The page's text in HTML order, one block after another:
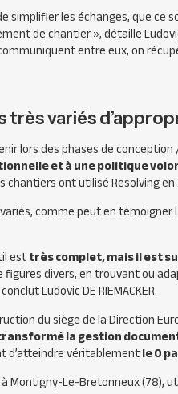
simplifier les échanges, que ce
de chantier», détaille
entre eux, on
très variés
lors des phases de
et à une politique
chantiers ont utilisé Resolving en
comme peut en témoigner
esttrès complet, mais il est
figures divers, en trouvant ou
Ludovic DE RIEMACKER.
du siège de la Direction
la gestion
d’atteindre véritablementle 0
à Montigny-Le-Bretonneux (78),